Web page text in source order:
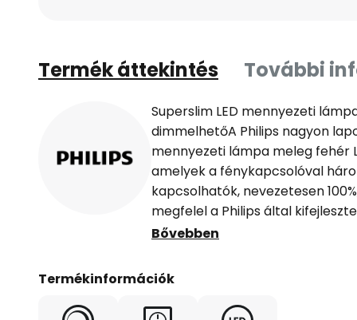
Termék áttekintés További
Superslim LED mennyezeti
dimmelhetőA Philips nagyon
mennyezeti lámpa meleg fehér
amelyek a fénykapcsolóval
kapcsolhatók, nevezetesen
megfelel a Philips által
és szemkímélő fényt biztosít
Bővebben
Termékinformációk